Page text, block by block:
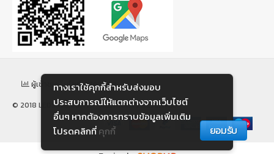
ผู้เข้าชมเว็บไซต์: 1763799
© 2018 LEDSAVE.CO.TH - ALL RIGHTS RESERVED
ทางเราใช้คุกกี้สําหรับส่งมอบ
ประสบการณ์ให้แตกต่างจากเว็บไซต์
อื่นๆ หากต้องการทราบข้อมูลเพิ่มเติม
โปรดคลิกที่คุกกี้ ยอมรับ